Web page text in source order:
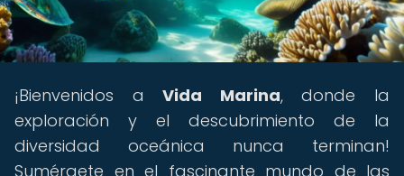
¡Bienvenidos aVida Marina, donde la
exploración y el descubrimiento de la
diversidad oceánica nunca terminan!
Sumérgete en el fascinante mundo de las